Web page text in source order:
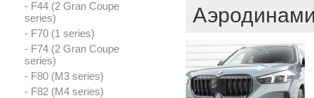
- F44 (2 Gran Coupe
series)
- F70 (1 series)
- F74 (2 Gran Coupe
series)
- F80 (M3 series)
- F82 (M4 series)